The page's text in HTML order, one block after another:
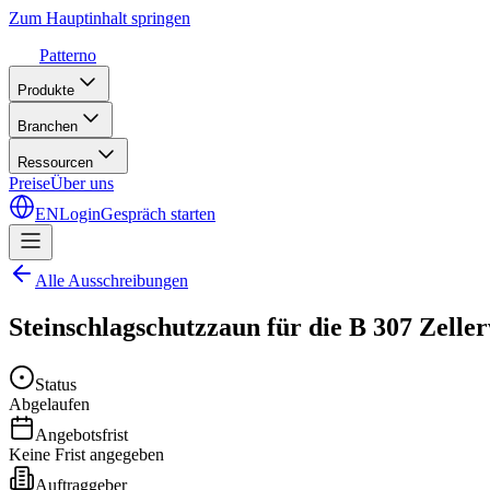
Zum Hauptinhalt springen
Patterno
Produkte
Branchen
Ressourcen
PreiseÜber uns
ENLoginGespräch starten
Alle Ausschreibungen
Steinschlagschutzzaun für die B 307
Status
Abgelaufen
Angebotsfrist
Keine Frist angegeben
Auftraggeber